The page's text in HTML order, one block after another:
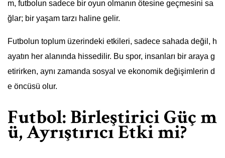
m, futbolun sadece bir oyun olmanın ötesine geçmesini sa
ğlar; bir yaşam tarzı haline gelir.
Futbolun toplum üzerindeki etkileri, sadece sahada değil, h
ayatın her alanında hissedilir. Bu spor, insanları bir araya g
etirirken, aynı zamanda sosyal ve ekonomik değişimlerin d
e öncüsü olur.
Futbol: Birleştirici Güç m
ü, Ayrıştırıcı Etki mi?